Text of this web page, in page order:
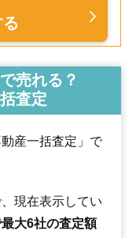
売れる？
査定
産一括査定」で
現在表示してい
大6社の査定額